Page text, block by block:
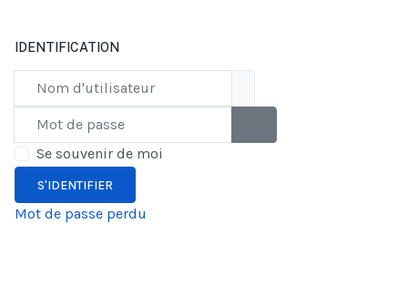
IDENTIFICATION
Nom d'utilisateur
Mot de passe
Se souvenir de moi
S'IDENTIFIER
Mot de passe perdu